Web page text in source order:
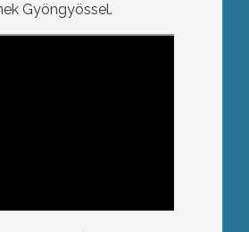
Gyöngyössel.